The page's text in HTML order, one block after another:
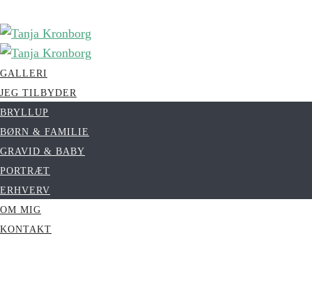
GALLERI
JEG TILBYDER
BRYLLUP
BØRN & FAMILIE
GRAVID & BABY
PORTRÆT
ERHVERV
OM MIG
KONTAKT